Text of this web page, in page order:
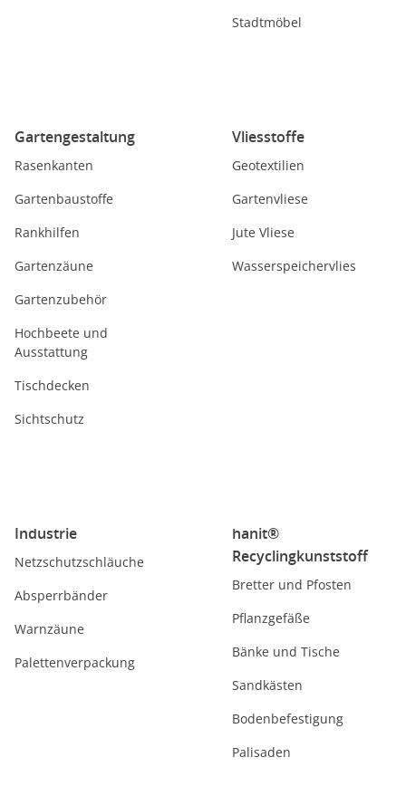
Stadtmöbel
Gartengestaltung
Rasenkanten
Gartenbaustoffe
Rankhilfen
Gartenzäune
Gartenzubehör
Hochbeete und
Ausstattung
Tischdecken
Sichtschutz
Vliesstoffe
Geotextilien
Gartenvliese
Jute Vliese
Wasserspeichervlies
Industrie
Netzschutzschläuche
Absperrbänder
Warnzäune
Palettenverpackung
hanit®
Recyclingkunststoff
Bretter und Pfosten
Pflanzgefäße
Bänke und Tische
Sandkästen
Bodenbefestigung
Palisaden